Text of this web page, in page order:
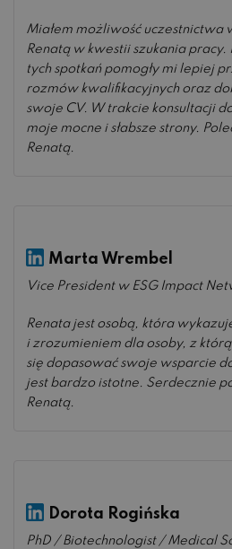
Miałem możliwość uczestnictwa
Renatą w kwestii szukania pracy.
tych spotkań pomogły mi lepiej
rozmów kwalifikacyjnych oraz
swoje CV. W trakcie konsultacji
moje mocne i słabsze strony.
Renatą.
Marta Wrembel
Vice President w ESG Impact
Renata jest osobą, która
i zrozumieniem dla osoby, z
się dopasować swoje wsparcie
jest bardzo istotne. Serdecznie
Renatą.
Dorota Rogińska
PhD / Biotechnologist / Medical